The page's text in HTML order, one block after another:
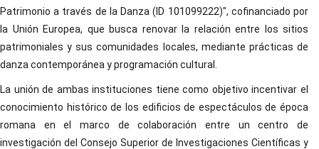
Patrimonio a través de la Danza (ID 101099222)", cofinanciado por
la Unión Europea, que busca renovar la relación entre los sitios
patrimoniales y sus comunidades locales, mediante prácticas de
danza contemporánea y programación cultural.
La unión de ambas instituciones tiene como objetivo incentivar el
conocimiento histórico de los edificios de espectáculos de época
romana en el marco de colaboración entre un centro de
investigación del Consejo Superior de Investigaciones Científicas y